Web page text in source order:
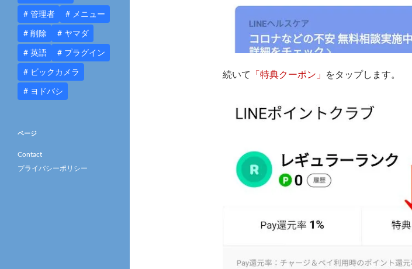
続いて 「特典クーポン」 をタップします。
管理者
メニュー
削除
ヤマダ
英語
プラグイン
ビックカメラ
ヨドバシ
ページ
Contact
プライバシーポリシー